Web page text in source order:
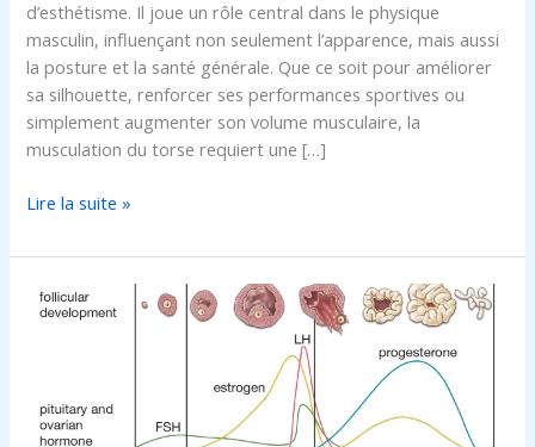
d’esthétisme. Il joue un rôle central dans le physique
masculin, influençant non seulement l’apparence, mais aussi
la posture et la santé générale. Que ce soit pour améliorer
sa silhouette, renforcer ses performances sportives ou
simplement augmenter son volume musculaire, la
musculation du torse requiert une […]
Lire la suite »
Comprendre
de